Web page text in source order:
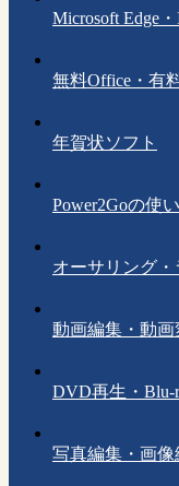
Microsoft Edge・
無料Office・有
年賀状ソフト
Power2Goの使
オーサリング
動画編集・動画
DVD再生・Blu-
写真編集・画像